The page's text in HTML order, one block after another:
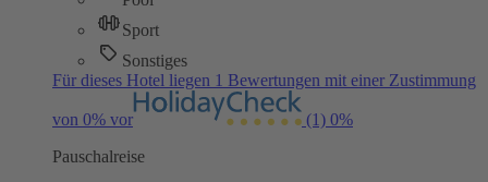
Sport
Sonstiges
Für dieses Hotel liegen 1 Bewertungen mit einer Zustimmung
von 0% vor (1) 0%
Pauschalreise